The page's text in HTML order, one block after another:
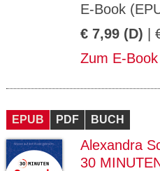
E-Book
€ 7,99 (D) |
Zum E-
EPUB PDF BUCH
Alexandra
30